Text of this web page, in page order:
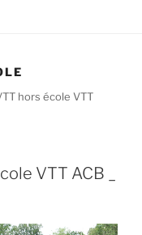
hors école VTT
VTT ACB _